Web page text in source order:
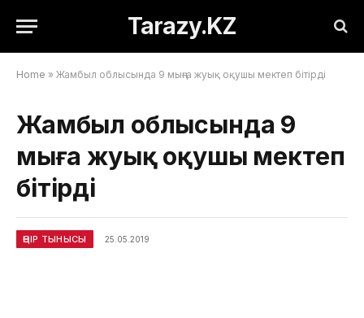
Tarazy.KZ
Home » Жамбыл облысында 9 мыңға жуық оқушы мектеп бітірді
Жамбыл облысында 9
мыңға жуық оқушы мектеп
бітірді
ӨҢІР ТЫНЫСЫ 25.05.2019